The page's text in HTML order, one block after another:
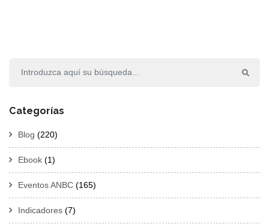
Categorías
Blog (220)
Ebook (1)
Eventos ANBC (165)
Indicadores (7)